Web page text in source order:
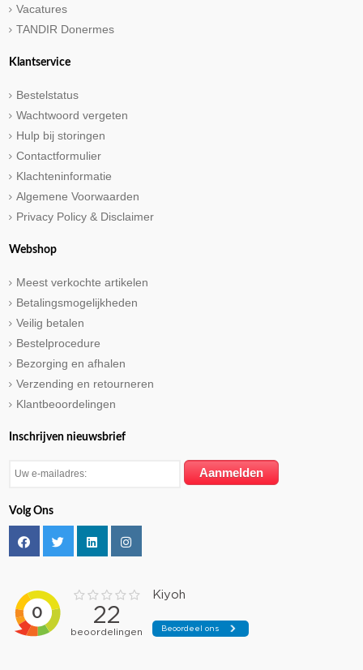
Vacatures
TANDIR Donermes
Klantservice
Bestelstatus
Wachtwoord vergeten
Hulp bij storingen
Contactformulier
Klachteninformatie
Algemene Voorwaarden
Privacy Policy & Disclaimer
Webshop
Meest verkochte artikelen
Betalingsmogelijkheden
Veilig betalen
Bestelprocedure
Bezorging en afhalen
Verzending en retourneren
Klantbeoordelingen
Inschrijven nieuwsbrief
Volg Ons